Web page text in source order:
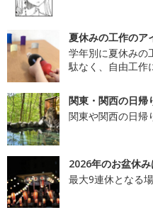
夏休みの工作のア
学年別に夏休みの
駄なく、自由工作
関東・関西の日帰
関東や関西の日帰
2026年のお盆休
最大9連休となる